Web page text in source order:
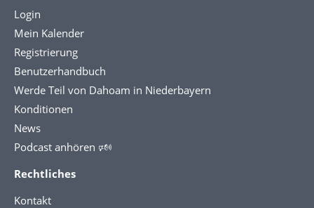
Login
Mein Kalender
Registrierung
Benutzerhandbuch
Werde Teil von Dahoam in Niederbayern
Konditionen
News
Podcast anhören 🕬
Rechtliches
Kontakt